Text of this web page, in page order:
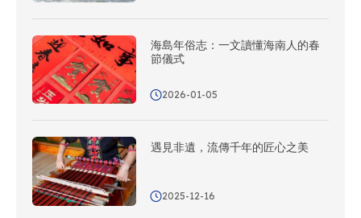
海島年俗志：一文讀懂海南人的春
節儀式
2026-01-05
遇見非遺，流傳千年的匠心之美
2025-12-16